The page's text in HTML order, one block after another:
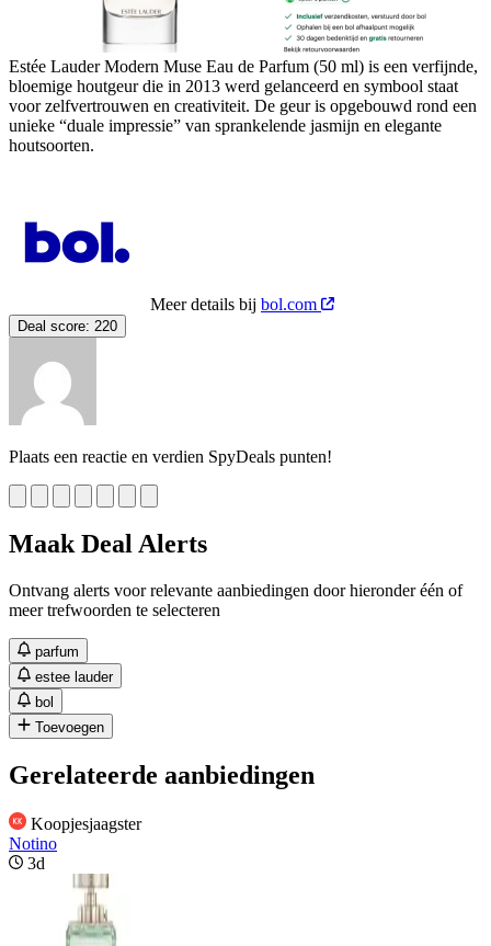
Estée Lauder Modern Muse Eau de Parfum (50 ml) is een verfijnde,
bloemige houtgeur die in 2013 werd gelanceerd en symbool staat
voor zelfvertrouwen en creativiteit. De geur is opgebouwd rond een
unieke “duale impressie” van sprankelende jasmijn en elegante
houtsoorten.
Meer details bij bol.com
Deal score: 220
Plaats een reactie en verdien SpyDeals punten!
Maak Deal Alerts
Ontvang alerts voor relevante aanbiedingen door hieronder één of
meer trefwoorden te selecteren
parfum
estee lauder
bol
Toevoegen
Gerelateerde aanbiedingen
Koopjesjaagster
Notino
3d